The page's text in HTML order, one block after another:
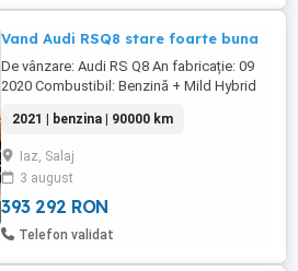
Vand Audi RSQ8 stare foarte buna
De vânzare: Audi RS Q8 An fabricație: 09
2020 Combustibil: Benzină + Mild Hybrid
Putere: 600 CP Cuplu: 800 Nm Cutie de
viteze: Automată Tiptronic, 8 trepte
Tracțiune: Quattro (4x4 permanent)
Kilometraj: 90.000 km Culoare: portocaliu
Interior: Piele premium ...
2021 | benzina | 90000 km
Iaz, Salaj
3 august
393 292 RON
Telefon validat